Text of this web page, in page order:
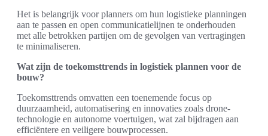
Het is belangrijk voor planners om hun logistieke planningen
aan te passen en open communicatielijnen te onderhouden
met alle betrokken partijen om de gevolgen van vertragingen
te minimaliseren.
Wat zijn de toekomsttrends in logistiek plannen voor de
bouw?
Toekomsttrends omvatten een toenemende focus op
duurzaamheid, automatisering en innovaties zoals drone-
technologie en autonome voertuigen, wat zal bijdragen aan
efficiëntere en veiligere bouwprocessen.